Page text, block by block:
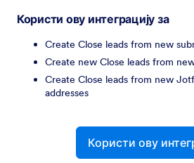
Користи ову интеграцију за
Create Close leads from new
Create new Close leads from
Create Close leads from new
addresses
Користи ову